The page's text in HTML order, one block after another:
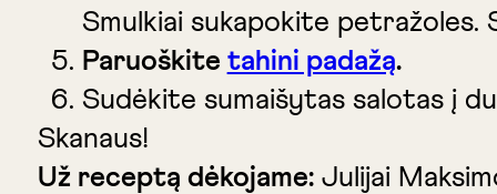
Smulkiai sukapokite petražoles.
Paruoškite tahini padažą.
Sudėkite sumaišytas salotas į
Skanaus!
Už receptą dėkojame:Julijai